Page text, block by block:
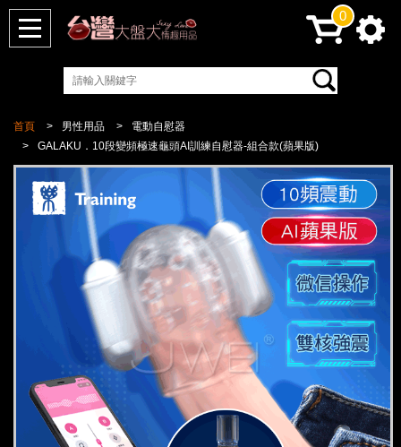
首頁 男性用品
電動自慰器
GALAKU．10段變頻極速龜頭AI訓練自慰器-組合款(蘋果版)
0